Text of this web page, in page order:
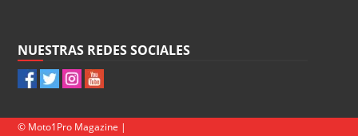
NUESTRAS REDES SOCIALES
© Moto1Pro Magazine |